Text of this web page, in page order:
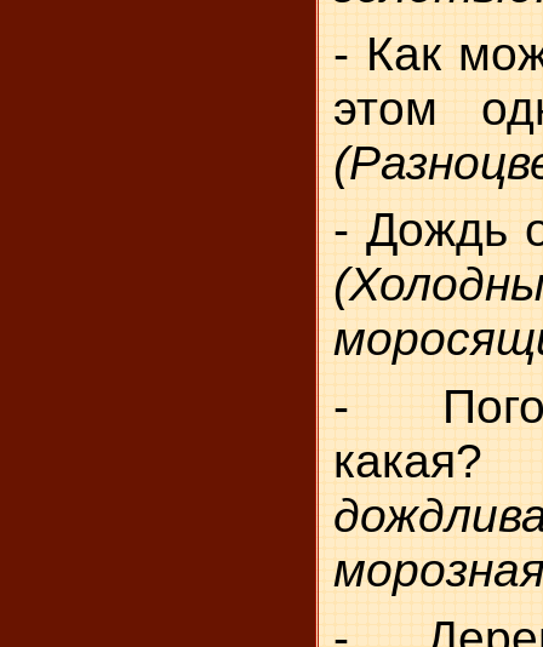
- Как
этом
- Дождь
-